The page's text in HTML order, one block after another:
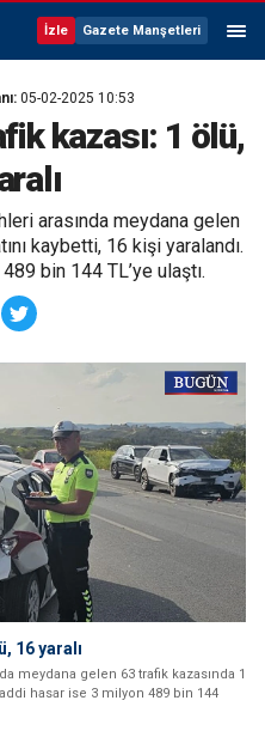
İzle Gazete Manşetleri
05-02-2025 10:53
kazası: 1 ölü,
arasında meydana gelen
kaybetti, 16 kişi yaralandı.
bin 144 TL’ye ulaştı.
16 yaralı
meydana gelen 63 trafik kazasında 1
hasar ise 3 milyon 489 bin 144